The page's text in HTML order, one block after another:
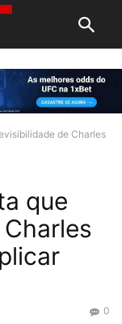
de Charles
que
0